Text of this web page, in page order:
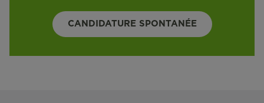
CANDIDATURE SPONTANÉE